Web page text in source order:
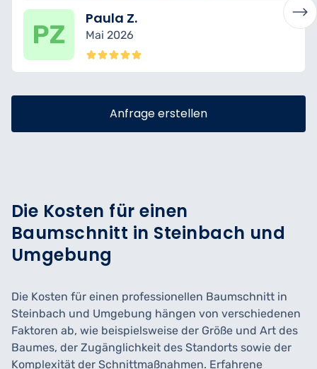
Anfrage erstellen
Die Kosten für einen
Baumschnitt in Steinbach und
Umgebung
Die Kosten für einen professionellen Baumschnitt in
Steinbach und Umgebung hängen von verschiedenen
Faktoren ab, wie beispielsweise der Größe und Art des
Baumes, der Zugänglichkeit des Standorts sowie der
Komplexität der Schnittmaßnahmen. Erfahrene